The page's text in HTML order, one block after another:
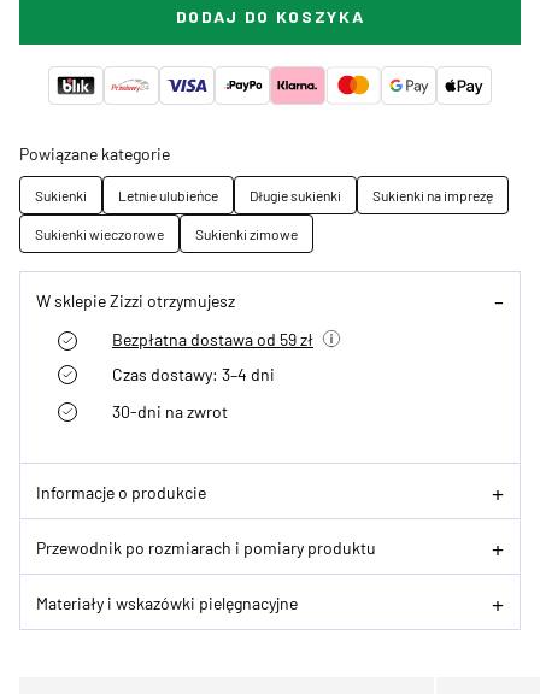
DODAJ DO KOSZYKA
Powiązane kategorie
Sukienki Letnie ulubieńce Długie sukienki
Sukienki na imprezę
Sukienki wieczorowe
Sukienki zimowe
W sklepie Zizzi otrzymujesz
Bezpłatna dostawa od 59 zł
Czas dostawy: 3–4 dni
30-dni na zwrot
Informacje o produkcie
Przewodnik po rozmiarach i pomiary produktu
Materiały i wskazówki pielęgnacyjne